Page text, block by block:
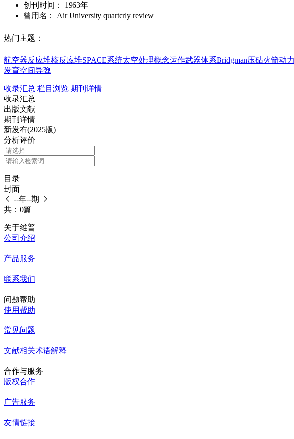
创刊时间：
1963年
曾用名：
Air University quarterly review
热门主题：
航空器反应堆核反应堆SPACE系统太空处理概念运作武器体系Bridgman压砧火箭动力
发育空间导弹
收录汇总 栏目浏览 期刊详情
收录汇总
出版文献
期刊详情
新发布(2025版)
分析评价
目录
封面
--年--期
共：0篇
关于维普
公司介绍
产品服务
联系我们
问题帮助
使用帮助
常见问题
文献相关术语解释
合作与服务
版权合作
广告服务
友情链接